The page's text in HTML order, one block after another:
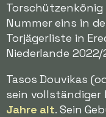
Torschützenkönig
Nummer eins in
Torjägerliste in
Niederlande 2022/
Tasos Douvikas
sein
Jahre alt. Sein